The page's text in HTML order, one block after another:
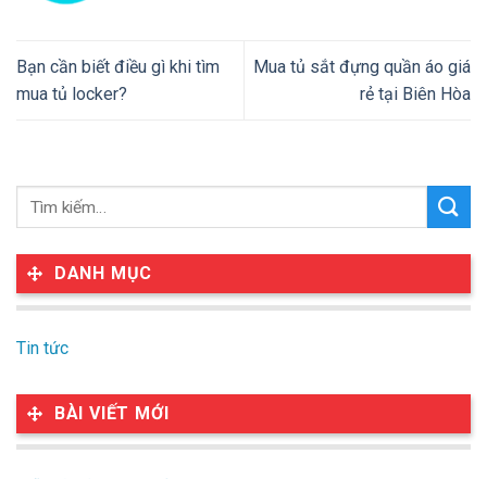
Bạn cần biết điều gì khi tìm
mua tủ locker?
Mua tủ sắt đựng quần áo giá
rẻ tại Biên Hòa
DANH MỤC
Tin tức
BÀI VIẾT MỚI